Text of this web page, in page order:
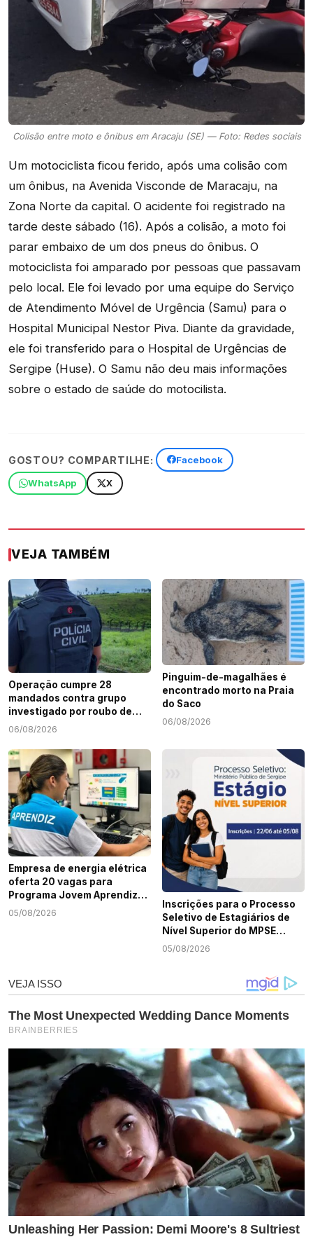
Colisão entre moto e ônibus em Aracaju (SE) — Foto: Redes sociais
Um motociclista ficou ferido, após uma colisão com
um ônibus, na Avenida Visconde de Maracaju, na
Zona Norte da capital. O acidente foi registrado na
tarde deste sábado (16). Após a colisão, a moto foi
parar embaixo de um dos pneus do ônibus. O
motociclista foi amparado por pessoas que passavam
pelo local. Ele foi levado por uma equipe do Serviço
de Atendimento Móvel de Urgência (Samu) para o
Hospital Municipal Nestor Piva. Diante da gravidade,
ele foi transferido para o Hospital de Urgências de
Sergipe (Huse). O Samu não deu mais informações
sobre o estado de saúde do motocilista.
GOSTOU? COMPARTILHE: Facebook
WhatsApp X
VEJA TAMBÉM
Operação cumpre 28
mandados contra grupo
investigado por roubo de
cargas e tráfico de drogas
06/08/2026
Pinguim-de-magalhães é
encontrado morto na Praia
do Saco
06/08/2026
Empresa de energia elétrica
oferta 20 vagas para
Programa Jovem Aprendiz
em Sergipe
05/08/2026
Inscrições para o Processo
Seletivo de Estagiários de
Nível Superior do MPSE
terminam nesta quarta-
05/08/2026